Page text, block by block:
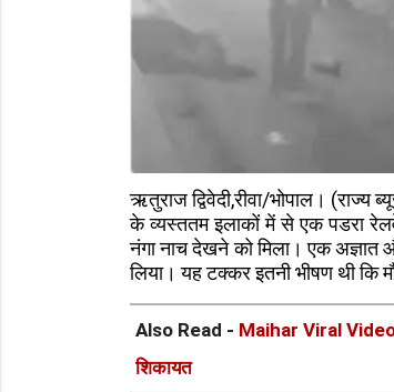
ऋतुराज द्विवेदी,रीवा/भोपाल।
के व्यस्ततम इलाकों में से एक पडरा
नंगा नाच देखने को मिला। एक अज्ञात
लिया। यह टक्कर इतनी भीषण थी कि
Also Read - Maihar Viral Video
शिकायत